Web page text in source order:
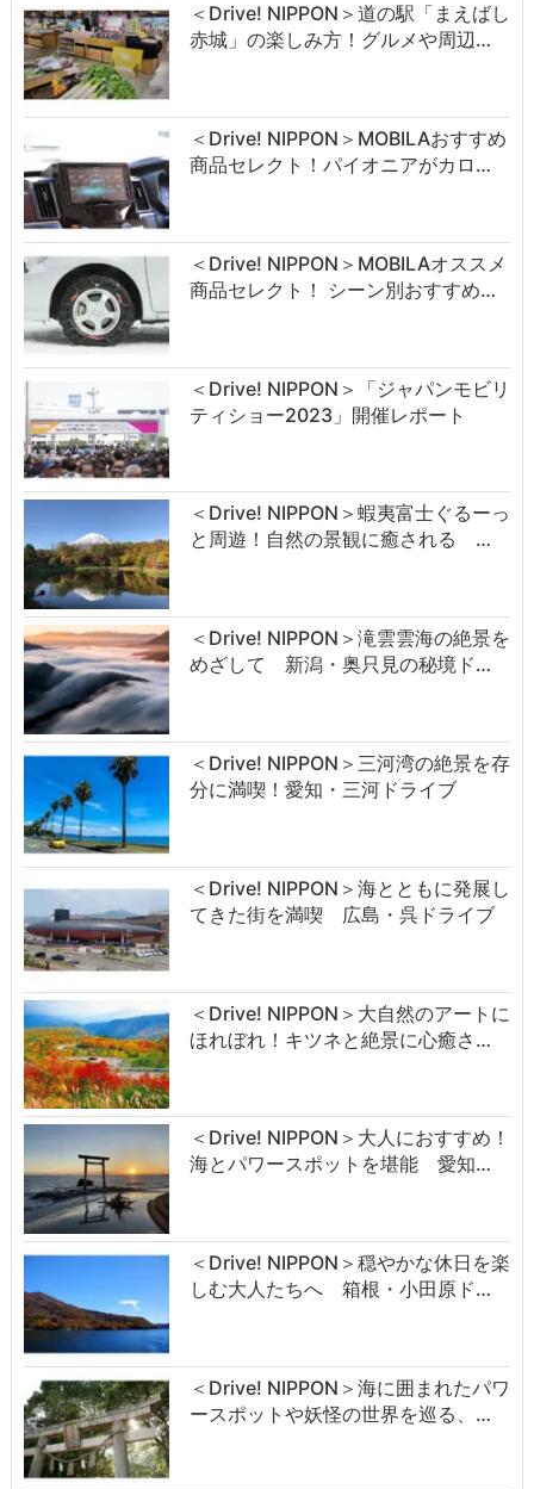
＜Drive! NIPPON＞道の駅「まえばし
赤城」の楽しみ方！グルメや周辺…
＜Drive! NIPPON＞MOBILAおすすめ
商品セレクト！パイオニアがカロ…
＜Drive! NIPPON＞MOBILAオススメ
商品セレクト！ シーン別おすすめ…
＜Drive! NIPPON＞「ジャパンモビリ
ティショー2023」開催レポート
＜Drive! NIPPON＞蝦夷富士ぐるーっ
と周遊！自然の景観に癒される …
＜Drive! NIPPON＞滝雲雲海の絶景を
めざして 新潟・奥只見の秘境ド…
＜Drive! NIPPON＞三河湾の絶景を存
分に満喫！愛知・三河ドライブ
＜Drive! NIPPON＞海とともに発展し
てきた街を満喫 広島・呉ドライブ
＜Drive! NIPPON＞大自然のアートに
ほれぼれ！キツネと絶景に心癒さ…
＜Drive! NIPPON＞大人におすすめ！
海とパワースポットを堪能 愛知…
＜Drive! NIPPON＞穏やかな休日を楽
しむ大人たちへ 箱根・小田原ド…
＜Drive! NIPPON＞海に囲まれたパワ
ースポットや妖怪の世界を巡る、…